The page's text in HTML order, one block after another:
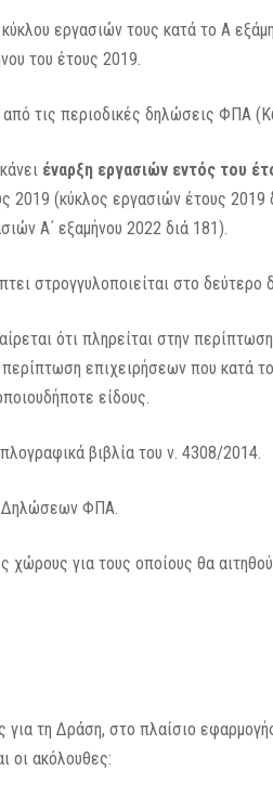
εργασιών τους κατά το Α
του έτους 2019.
τις περιοδικές δηλώσεις ΦΠΑ
έναρξη εργασιών εντός του
2019 (κύκλος εργασιών έτους
Α΄ εξαμήνου 2022 διά 181).
στρογγυλοποιείται στο δεύτερο
ότι πληρείται στην
επιχειρήσεων που κατά
είδους.
βιβλία του ν. 4308/2014.
Δηλώσεων ΦΠΑ.
χώρους για τους οποίους θα
για τη Δράση, στο πλαίσιο
οι ακόλουθες: